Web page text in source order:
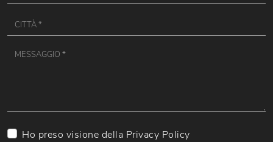
Ho preso visione della Privacy Policy